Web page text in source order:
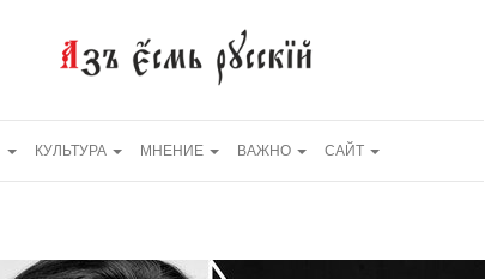
КУЛЬТУРА МНЕНИЕ ВАЖНО САЙТ